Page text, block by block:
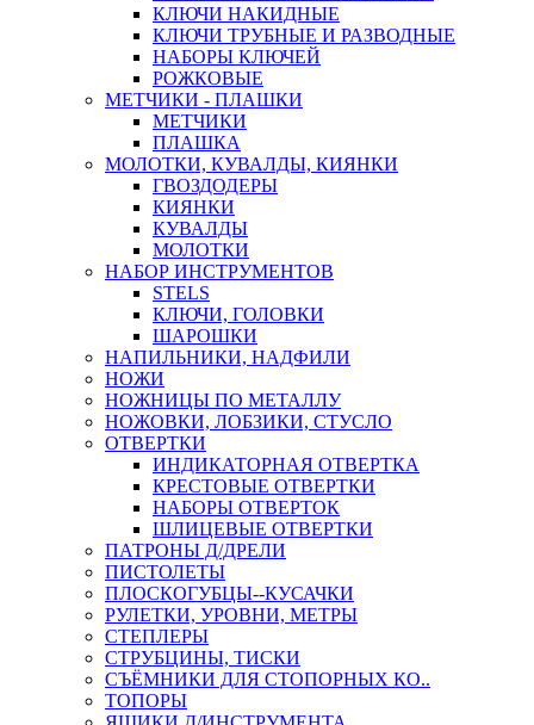
КЛЮЧИ НАКИДНЫЕ
КЛЮЧИ ТРУБНЫЕ И РАЗВОДНЫЕ
НАБОРЫ КЛЮЧЕЙ
РОЖКОВЫЕ
МЕТЧИКИ - ПЛАШКИ
МЕТЧИКИ
ПЛАШКА
МОЛОТКИ, КУВАЛДЫ, КИЯНКИ
ГВОЗДОДЕРЫ
КИЯНКИ
КУВАЛДЫ
МОЛОТКИ
НАБОР ИНСТРУМЕНТОВ
STELS
КЛЮЧИ, ГОЛОВКИ
ШАРОШКИ
НАПИЛЬНИКИ, НАДФИЛИ
НОЖИ
НОЖНИЦЫ ПО МЕТАЛЛУ
НОЖОВКИ, ЛОБЗИКИ, СТУСЛО
ОТВЕРТКИ
ИНДИКАТОРНАЯ ОТВЕРТКА
КРЕСТОВЫЕ ОТВЕРТКИ
НАБОРЫ ОТВЕРТОК
ШЛИЦЕВЫЕ ОТВЕРТКИ
ПАТРОНЫ Д/ДРЕЛИ
ПИСТОЛЕТЫ
ПЛОСКОГУБЦЫ--КУСАЧКИ
РУЛЕТКИ, УРОВНИ, МЕТРЫ
СТЕПЛЕРЫ
СТРУБЦИНЫ, ТИСКИ
СЪЁМНИКИ ДЛЯ СТОПОРНЫХ КО..
ТОПОРЫ